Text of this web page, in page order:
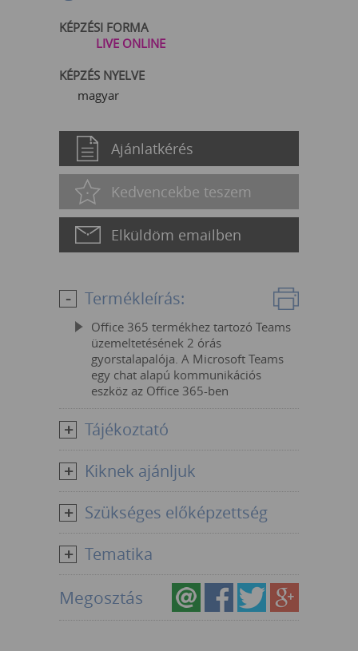
KÉPZÉSI FORMA
LIVE ONLINE
KÉPZÉS NYELVE
magyar
Ajánlatkérés
Kedvencekbe teszem
Elküldöm emailben
Termékleírás:
Office 365 termékhez tartozó Teams
üzemeltetésének 2 órás
gyorstalapalója. A Microsoft Teams
egy chat alapú kommunikációs
eszköz az Office 365-ben
Tájékoztató
Kiknek ajánljuk
Szükséges előképzettség
Tematika
Megosztás